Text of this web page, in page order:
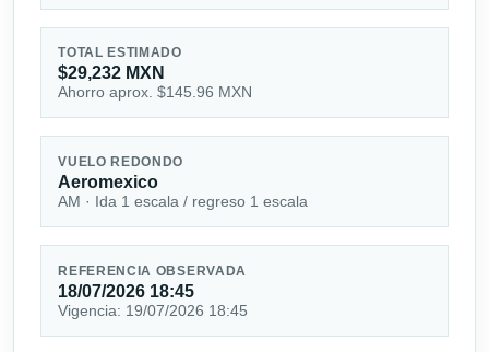
TOTAL ESTIMADO
$29,232 MXN
Ahorro aprox. $145.96 MXN
VUELO REDONDO
Aeromexico
AM · Ida 1 escala / regreso 1 escala
REFERENCIA OBSERVADA
18/07/2026 18:45
Vigencia: 19/07/2026 18:45